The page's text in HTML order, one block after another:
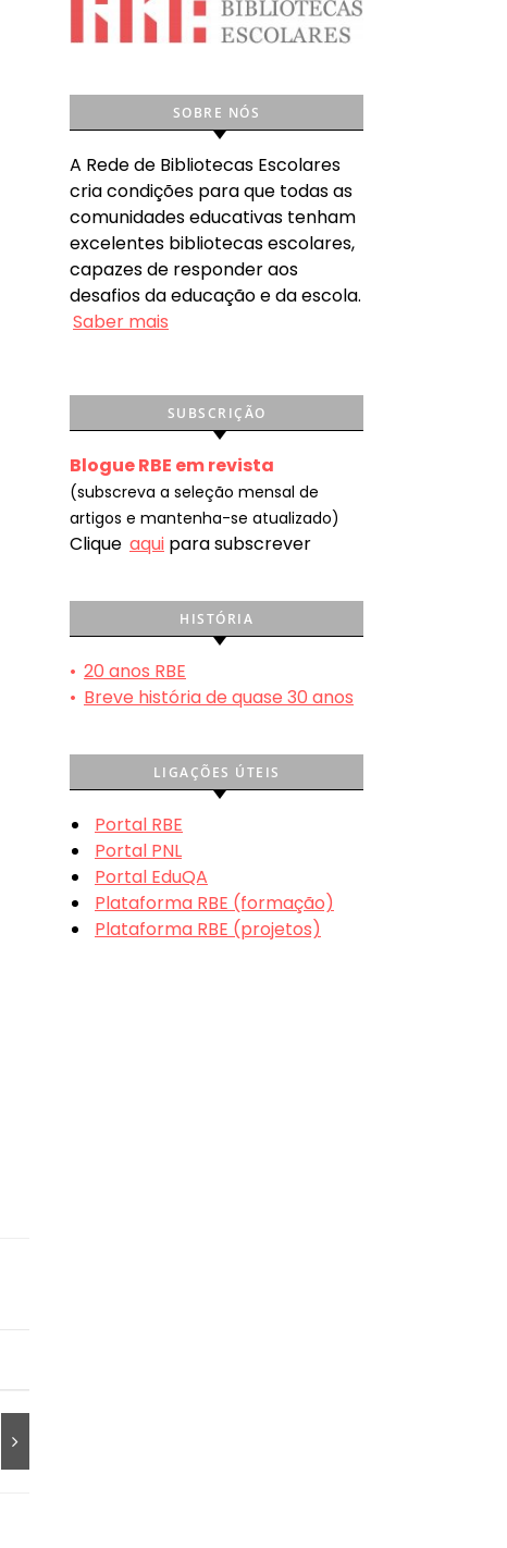
SOBRE NÓS
A Rede de Bibliotecas Escolares
cria condições para que todas as
comunidades educativas tenham
excelentes bibliotecas escolares,
capazes de responder aos
desafios da educação e da escola.
Saber mais
SUBSCRIÇÃO
Blogue RBE em revista
(subscreva a seleção mensal de
artigos e mantenha-se atualizado)
Clique aqui para subscrever
HISTÓRIA
• 20 anos RBE
• Breve história de quase 30 anos
LIGAÇÕES ÚTEIS
Portal RBE
Portal PNL
Portal EduQA
Plataforma RBE (formação)
Plataforma RBE (projetos)